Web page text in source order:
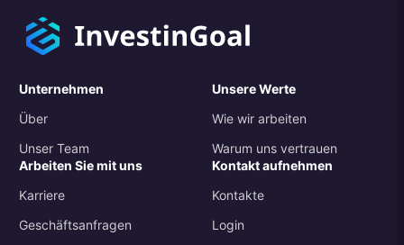
Unternehmen
Über
Unser Team
Unsere Werte
Wie wir arbeiten
Warum uns vertrauen
Arbeiten Sie mit uns
Karriere
Geschäftsanfragen
Kontakt aufnehmen
Kontakte
Login